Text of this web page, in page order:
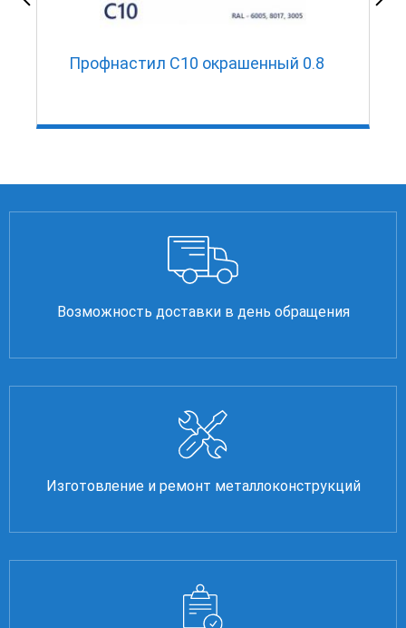
Профнастил С10 окрашенный 0.8
Возможность доставки в день обращения
Изготовление и ремонт металлоконструкций